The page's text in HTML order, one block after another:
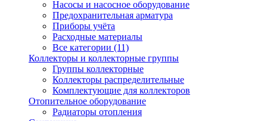
Насосы и насосное оборудование
Предохранительная арматура
Приборы учёта
Расходные материалы
Все категории (11)
Коллекторы и коллекторные группы
Группы коллекторные
Коллекторы распределительные
Комплектующие для коллекторов
Отопительное оборудование
Радиаторы отопления